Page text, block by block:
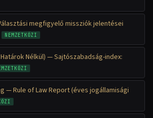
megfigyelő missziók jelentései
NEMZETKÖZI
Nélkül) — Sajtószabadság-index:
— Rule of Law Report (éves jogállamisági